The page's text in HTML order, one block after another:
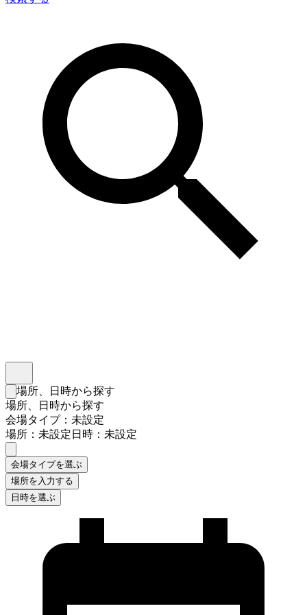
検索フォームを閉じる
場所、日時から探す
場所、日時から探す
会場タイプ：未設定
場所：未設定日時：未設定
会場タイプを選ぶ
場所を入力する
日時を選ぶ